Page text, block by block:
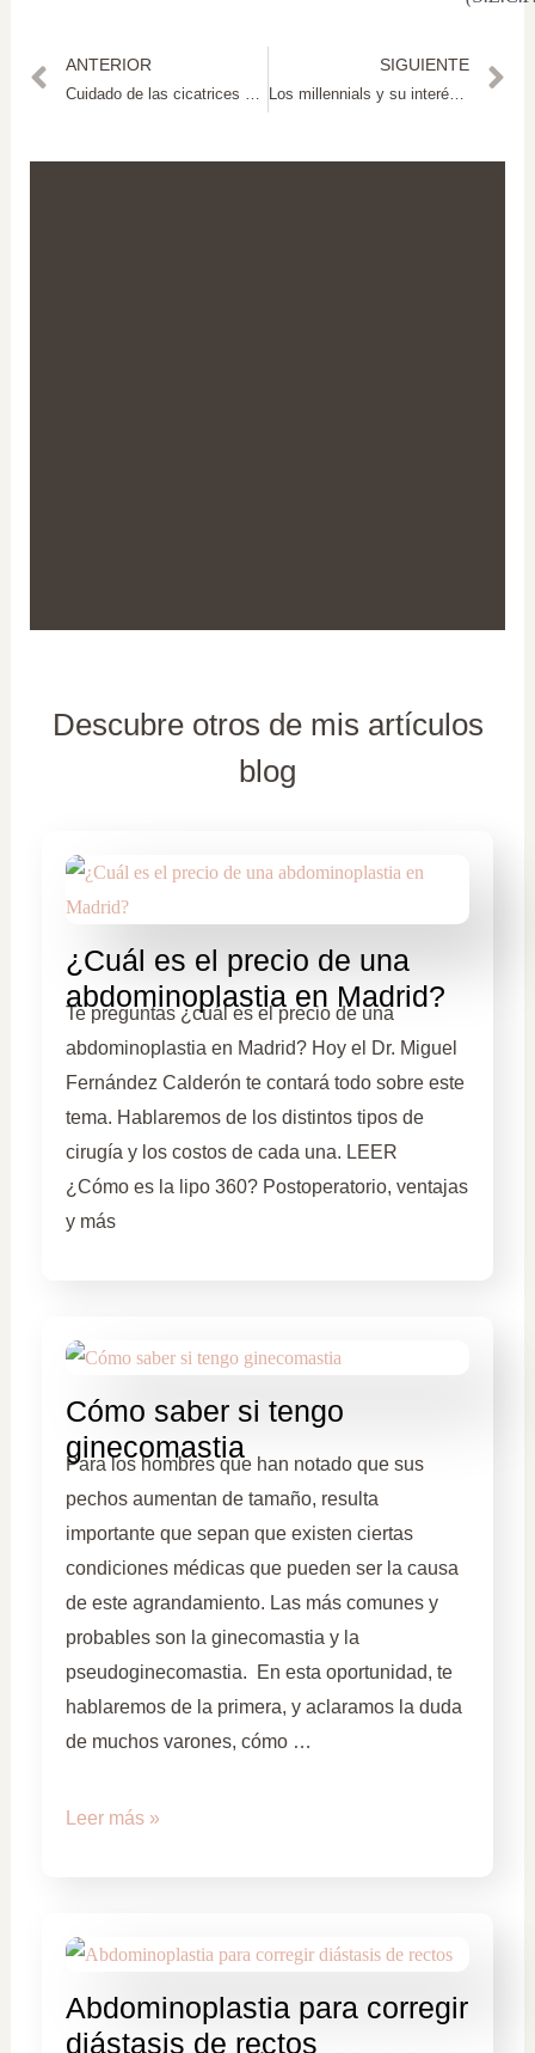
ANTERIOR
Cuidado de las cicatrices de aumento de pecho
SIGUIENTE
Los millennials y su interés por las cirugías estéticas
Descubre otros de mis artículos
blog
¿Cuál es el precio de una
abdominoplastia en Madrid?
Te preguntas ¿cuál es el precio de una
abdominoplastia en Madrid? Hoy el Dr. Miguel
Fernández Calderón te contará todo sobre este
tema. Hablaremos de los distintos tipos de
cirugía y los costos de cada una. LEER
¿Cómo es la lipo 360? Postoperatorio, ventajas
y más
Cómo saber si tengo
ginecomastia
Para los hombres que han notado que sus
pechos aumentan de tamaño, resulta
importante que sepan que existen ciertas
condiciones médicas que pueden ser la causa
de este agrandamiento. Las más comunes y
probables son la ginecomastia y la
pseudoginecomastia. En esta oportunidad, te
hablaremos de la primera, y aclaramos la duda
de muchos varones, cómo …
Leer más »
Abdominoplastia para corregir
diástasis de rectos